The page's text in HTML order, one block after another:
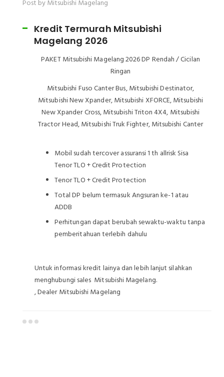
Post by Mitsubishi Magelang
Kredit Termurah Mitsubishi
Magelang 2026
PAKET Mitsubishi Magelang 2026 DP Rendah / Cicilan
Ringan
Mitsubishi Fuso Canter Bus, Mitsubishi Destinator,
Mitsubishi New Xpander, Mitsubishi XFORCE, Mitsubishi
New Xpander Cross, Mitsubishi Triton 4X4, Mitsubishi
Tractor Head, Mitsubishi Truk Fighter, Mitsubishi Canter
Mobil sudah tercover assuransi 1 th allrisk Sisa
Tenor TLO + Credit Protection
Tenor TLO + Credit Protection
Total DP belum termasuk Angsuran ke-1 atau
ADDB
Perhitungan dapat berubah sewaktu-waktu tanpa
pemberitahuan terlebih dahulu
Untuk informasi kredit lainya dan lebih lanjut silahkan
menghubungi sales Mitsubishi Magelang.
, Dealer Mitsubishi Magelang